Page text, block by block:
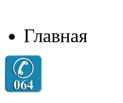
Главная